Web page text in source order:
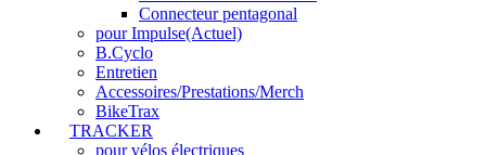
Connecteur pentagonal
pour Impulse(Actuel)
B.Cyclo
Entretien
Accessoires/Prestations/Merch
BikeTrax
TRACKER
pour vélos électriques